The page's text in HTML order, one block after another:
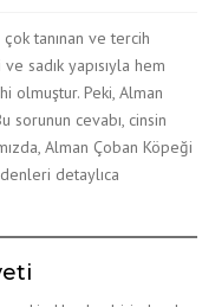
tanınan ve tercih
sadık yapısıyla hem
Peki, Alman
cevabı, cinsin
Alman Çoban Köpeği
detaylıca